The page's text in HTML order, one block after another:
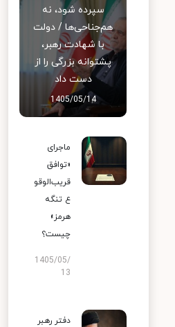
سپرده شود، نه
هم‌جناحی‌ها / دولت
با شهادت رهبر،
پشتوانه بزرگی را از
دست داد
1405/05/14
ماجرای
«توافق
قریب‌الوقو
ع تنگه
هرمز»
چیست؟
1405/05/
13
دفتر رهبر